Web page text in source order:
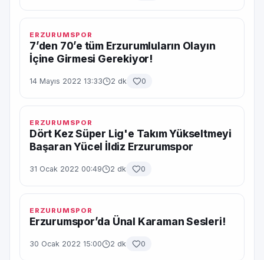
ERZURUMSPOR
7’den 70’e tüm Erzurumluların Olayın
İçine Girmesi Gerekiyor!
14 Mayıs 2022 13:33 2 dk 0
ERZURUMSPOR
Dört Kez Süper Lig'e Takım Yükseltmeyi
Başaran Yücel İldiz Erzurumspor
31 Ocak 2022 00:49 2 dk 0
ERZURUMSPOR
Erzurumspor’da Ünal Karaman Sesleri!
30 Ocak 2022 15:00 2 dk 0